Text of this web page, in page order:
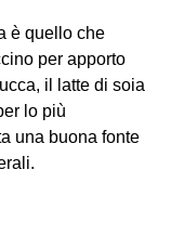
è quello che
per apporto
il latte di soia
lo più
una buona fonte